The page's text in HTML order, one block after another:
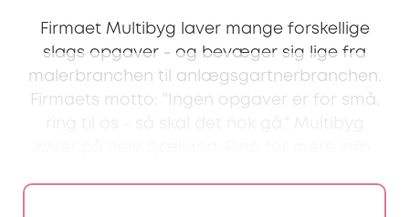
Firmaet Multibyg laver mange forskellige
slags opgaver - og bevæger sig lige fra
malerbranchen til anlægsgartnerbranchen.
Firmaets motto: "Ingen opgaver er for små,